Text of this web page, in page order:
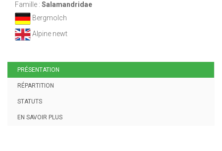
Famille : Salamandridae
Bergmolch
Alpine newt
PRÉSENTATION
RÉPARTITION
STATUTS
EN SAVOIR PLUS